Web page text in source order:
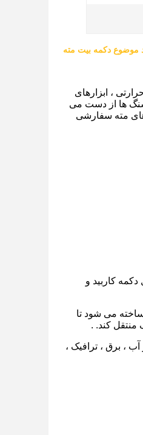
، ابزارهای
سنگ ها از دست می
های مته سفارشی
کاربید و
ساخته می شود تا
منتقل کند. .
، برق ، ترافیک ،